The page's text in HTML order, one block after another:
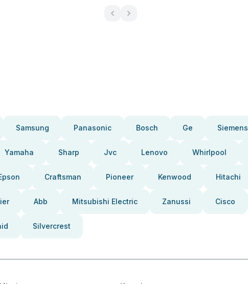
Samsung Panasonic Bosch Ge Siemens
Yamaha Sharp Jvc Lenovo Whirlpool
Craftsman Pioneer Kenwood Hitachi
Abb Mitsubishi Electric Zanussi Cisco
Silvercrest